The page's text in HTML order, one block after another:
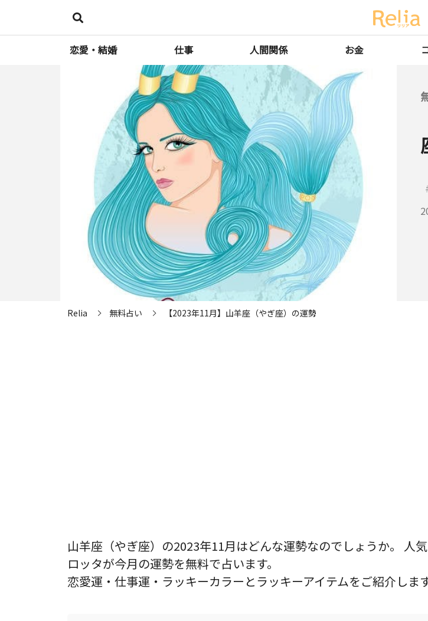
恋愛・結婚 仕事 人間関係 お金
Relia 無料占い 【2023年11月】山羊座（やぎ座）の運勢
山羊座（やぎ座）の2023年11月はどんな運勢なのでしょうか。 人
ロッタが今月の運勢を無料で占います。
恋愛運・仕事運・ラッキーカラーとラッキーアイテムをご紹介します